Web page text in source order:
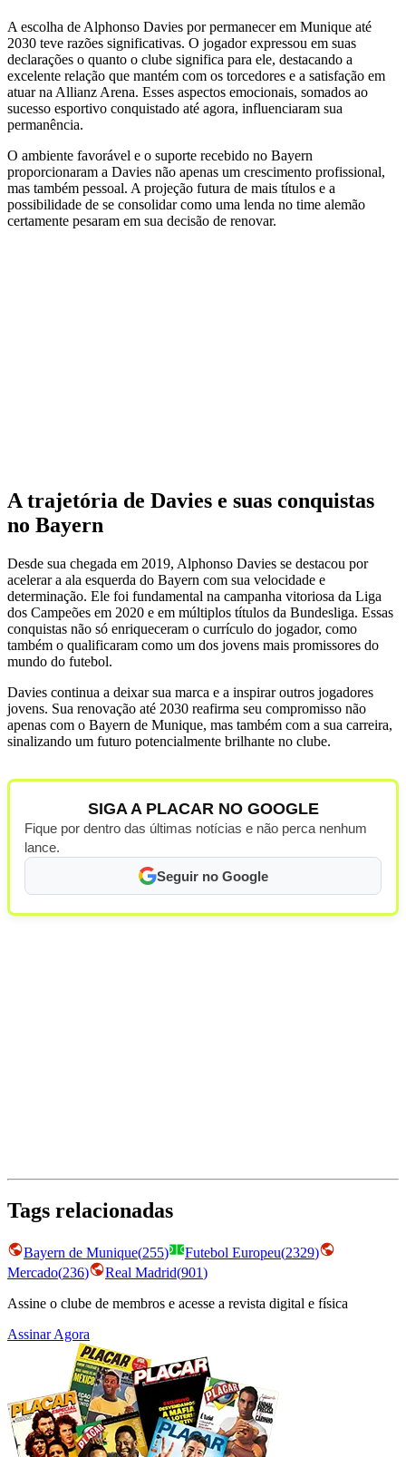
A escolha de Alphonso Davies por permanecer em Munique até
2030 teve razões significativas. O jogador expressou em suas
declarações o quanto o clube significa para ele, destacando a
excelente relação que mantém com os torcedores e a satisfação em
atuar na Allianz Arena. Esses aspectos emocionais, somados ao
sucesso esportivo conquistado até agora, influenciaram sua
permanência.
O ambiente favorável e o suporte recebido no Bayern
proporcionaram a Davies não apenas um crescimento profissional,
mas também pessoal. A projeção futura de mais títulos e a
possibilidade de se consolidar como uma lenda no time alemão
certamente pesaram em sua decisão de renovar.
A trajetória de Davies e suas conquistas
no Bayern
Desde sua chegada em 2019, Alphonso Davies se destacou por
acelerar a ala esquerda do Bayern com sua velocidade e
determinação. Ele foi fundamental na campanha vitoriosa da Liga
dos Campeões em 2020 e em múltiplos títulos da Bundesliga. Essas
conquistas não só enriqueceram o currículo do jogador, como
também o qualificaram como um dos jovens mais promissores do
mundo do futebol.
Davies continua a deixar sua marca e a inspirar outros jogadores
jovens. Sua renovação até 2030 reafirma seu compromisso não
apenas com o Bayern de Munique, mas também com a sua carreira,
sinalizando um futuro potencialmente brilhante no clube.
SIGA A PLACAR NO GOOGLE
Fique por dentro das últimas notícias e não perca nenhum
lance.
Seguir no Google
Tags relacionadas
Bayern de Munique(255) Futebol Europeu(2329)
Mercado(236) Real Madrid(901)
Assine o clube de membros e acesse a revista digital e física
Assinar Agora